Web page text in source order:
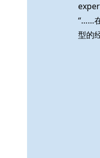
“……
型的